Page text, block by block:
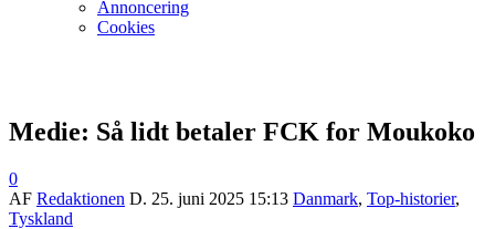
Annoncering
Cookies
Medie: Så lidt betaler FCK for Moukoko
0
AF Redaktionen D. 25. juni 2025 15:13 Danmark, Top-historier,
Tyskland